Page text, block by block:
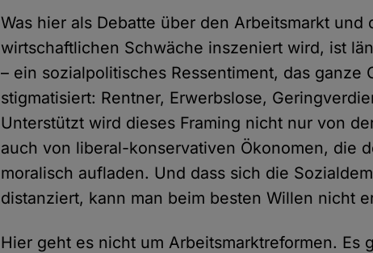
Was hier als Debatte über den Arbeitsmarkt und
wirtschaftlichen Schwäche inszeniert wird, ist
– ein sozialpolitisches Ressentiment, das ganze
stigmatisiert: Rentner, Erwerbslose,
Unterstützt wird dieses Framing nicht nur von
auch von liberal-konservativen Ökonomen, die
moralisch aufladen. Und dass sich die
distanziert, kann man beim besten Willen nicht
Hier geht es nicht um Arbeitsmarktreformen. Es